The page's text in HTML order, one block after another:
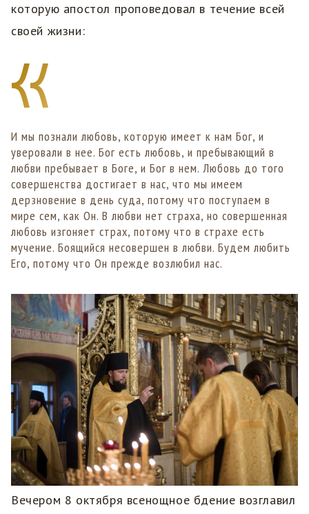
которую апостол проповедовал в течение всей
своей жизни:
И мы познали любовь, которую имеет к нам Бог, и
уверовали в нее. Бог есть любовь, и пребывающий в
любви пребывает в Боге, и Бог в нем. Любовь до того
совершенства достигает в нас, что мы имеем
дерзновение в день суда, потому что поступаем в
мире сем, как Он. В любви нет страха, но совершенная
любовь изгоняет страх, потому что в страхе есть
мучение. Боящийся несовершен в любви. Будем любить
Его, потому что Он прежде возлюбил нас.
Вечером 8 октября всенощное бдение возглавил